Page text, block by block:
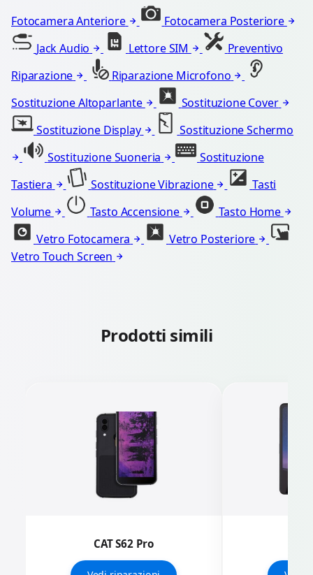
Fotocamera Anteriore
Fotocamera Posteriore
Jack Audio
Lettore SIM
Preventivo
Riparazione
Riparazione Microfono
Sostituzione Altoparlante
Sostituzione Cover
Sostituzione Display
Sostituzione Schermo
Sostituzione Suoneria
Sostituzione
Tastiera
Sostituzione Vibrazione
Tasti
Volume
Tasto Accensione
Tasto Home
Vetro Fotocamera
Vetro Posteriore
Vetro Touch Screen
Prodotti simili
CAT S62 Pro